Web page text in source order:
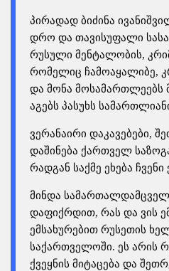
პირადად ბიძინა
დრო და თავისუფალი
რუსული მენტალობის,
რომელიც ჩამოაყალიბე,
და მონა მოსამართლეებს
აგებს პასუხს
ვერანაირი დაკავებები,
დაშინება ქართველ
რადგან საქმე ეხება
მინდა
დაფიქრდით, რას და ვის
ემსახურებით რუსეთის
საქართველოში. ეს არის
ქვეყნის მიტაცება და